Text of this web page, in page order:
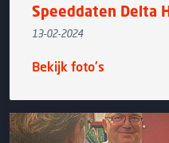
Speeddaten Delta
13-02-2024
Bekijk foto's